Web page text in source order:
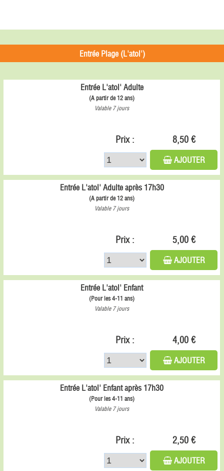
Entrée Plage (L'atol')
Entrée L'atol' Adulte
(A partir de 12 ans)
Valable 7 jours
Prix : 8,50 €
AJOUTER
Entrée L'atol' Adulte après 17h30
(A partir de 12 ans)
Valable 7 jours
Prix : 5,00 €
AJOUTER
Entrée L'atol' Enfant
(Pour les 4-11 ans)
Valable 7 jours
Prix : 4,00 €
AJOUTER
Entrée L'atol' Enfant après 17h30
(Pour les 4-11 ans)
Valable 7 jours
Prix : 2,50 €
AJOUTER